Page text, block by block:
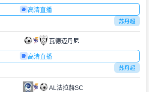
高清直播
苏丹超
瓦德迈丹尼
高清直播
苏丹超
AL法拉赫SC